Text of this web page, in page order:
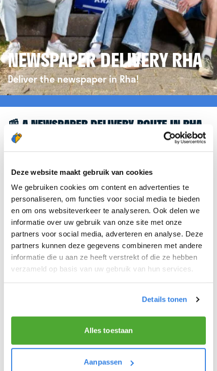
Deze website maakt gebruik van cookies
We gebruiken cookies om content en advertenties te
personaliseren, om functies voor social media te bieden
en om ons websiteverkeer te analyseren. Ook delen we
informatie over uw gebruik van onze site met onze
partners voor social media, adverteren en analyse. Deze
partners kunnen deze gegevens combineren met andere
informatie die u aan ze heeft verstrekt of die ze hebben
verzameld op basis van uw gebruik van hun services.
Details tonen
Alles toestaan
Aanpassen
NEWSPAPER DELIVERY RHA
Deliver the newspaper in Rha!
📰 A NEWSPAPER DELIVERY ROUTE IN RHA
Great to see you're interested in a newspaper
to refer you to thekrantenbezorgen.nl
There, you can easily sign up to deliver
newspapers in Rha.
We hope you can get started soon and wish you
the best of luck! 🚴‍♂️💨
Sign up as a newspaper deliverer!